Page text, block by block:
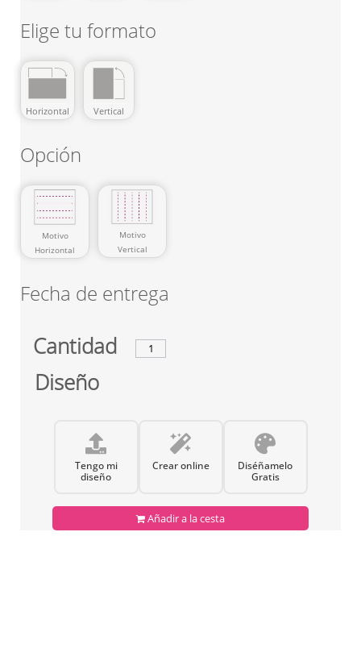
Elige tu formato
Horizontal Vertical
Opción
Motivo
Horizontal
Motivo
Vertical
Fecha de entrega
Cantidad
Diseño
Tengo mi
diseño
Crear online
Diséñamelo
Gratis
Añadir a la cesta